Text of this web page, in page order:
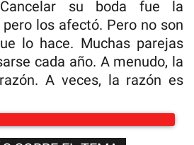
su boda fue la
los afectó. Pero no son
lo hace. Muchas parejas
cada año. A menudo, la
A veces, la razón es